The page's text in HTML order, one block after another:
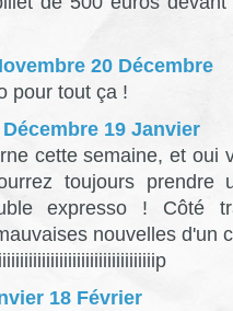
20 Décembre
pour tout ça !
19 Janvier
cette semaine, et oui
toujours prendre
expresso ! Côté
nouvelles d'un
18 Février